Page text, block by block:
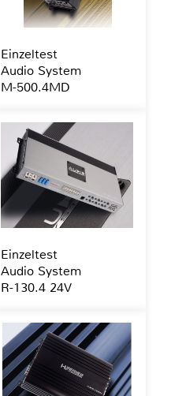
Einzeltest
Audio System
M-500.4MD
Einzeltest
Audio System
R-130.4 24V